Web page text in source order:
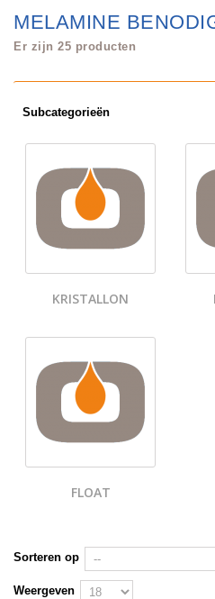
MELAMINE
Er zijn 25 producten
Subcategorieën
KRISTALLON
FLOAT
Sorteren op
Weergeven